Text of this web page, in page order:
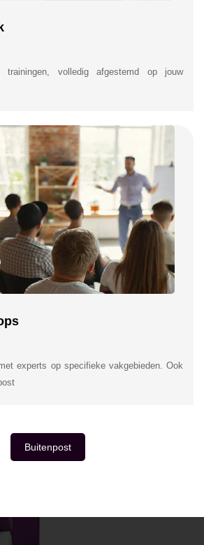
trainingen, volledig afgestemd op jouw
experts op specifieke vakgebieden. Ook
Buitenpost